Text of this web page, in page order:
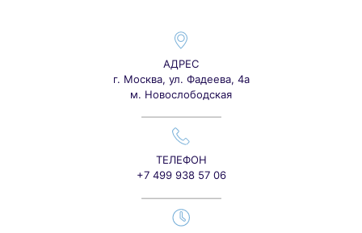
АДРЕС
г. Москва, ул. Фадеева, 4а
м. Новослободская
ТЕЛЕФОН
+7 499 938 57 06